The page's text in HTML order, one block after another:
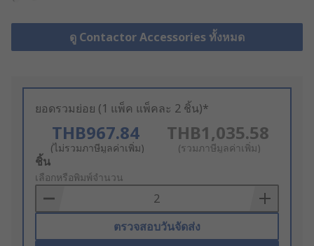
ดู Contactor Accessories ทั้งหมด
ยอดรวมย่อย (1 แพ็ค แพ็คละ 2 ชิ้น)*
THB967.84
(ไม่รวมภาษีมูลค่าเพิ่ม)
THB1,035.58
(รวมภาษีมูลค่าเพิ่ม)
Add
to
Basket
ชิ้น
เลือกหรือพิมพ์จำนวน
ตรวจสอบวันจัดส่ง